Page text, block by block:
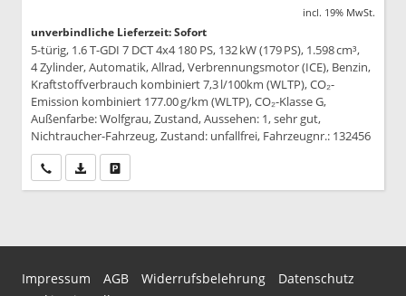
incl. 19% MwSt.
unverbindliche Lieferzeit: Sofort
5-türig, 1.6 T-GDI 7 DCT 4x4 180 PS, 132 kW (179 PS), 1.598 cm³,
4 Zylinder, Automatik, Allrad, Verbrennungsmotor (ICE), Benzin,
Kraftstoffverbrauch kombiniert 7,3 l/100km (WLTP), CO₂-
Emission kombiniert 177.00 g/km (WLTP), CO₂-Klasse G,
Außenfarbe: Wolfgrau, Zustand, Aussehen: 1, sehr gut,
Nichtraucher-Fahrzeug, Zustand: unfallfrei, Fahrzeugnr.: 132456
Wir rufen Sie anPDF-Datei, Fahrzeugexposé drucken
Impressum AGB Widerrufsbelehrung
Datenschutz